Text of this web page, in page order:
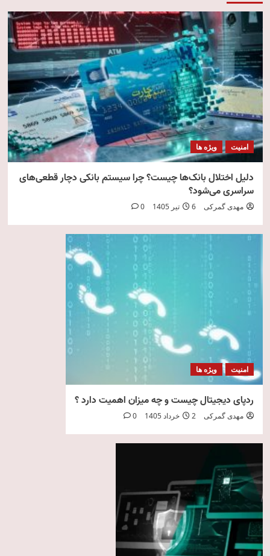
امنیت ویژه ها
دلیل اختلال بانک‌ها چیست؟ چرا سیستم بانکی دچار قطعی‌های
سراسری می‌شود؟
مهدی گمرکی 6 تیر 1405 0
امنیت ویژه ها
ردپای دیجیتال چیست و چه میزان اهمیت دارد ؟
مهدی گمرکی 2 خرداد 1405 0